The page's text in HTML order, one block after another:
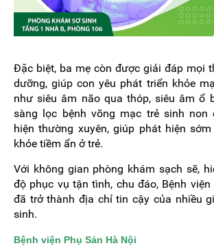
Đặc biệt, ba mẹ còn được giải đáp mọi
dưỡng, giúp con yêu phát triển khỏe
như siêu âm não qua thóp, siêu âm ổ
sàng lọc bệnh võng mạc trẻ sinh non
hiện thường xuyên, giúp phát hiện
khỏe tiềm ẩn ở trẻ.
Với không gian phòng khám sạch sẽ,
độ phục vụ tận tình, chu đáo, Bệnh viện
đã trở thành địa chỉ tin cậy của nhiều
sinh.
Bệnh viện Phụ Sản Hà Nội